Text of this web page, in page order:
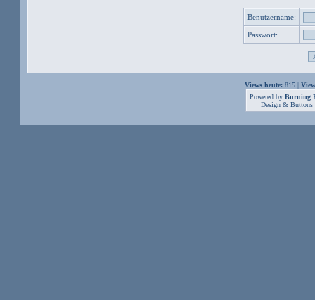
Benutzername:
Passwort:
Views heute: 815 |
Powered by Burning
Design & Buttons